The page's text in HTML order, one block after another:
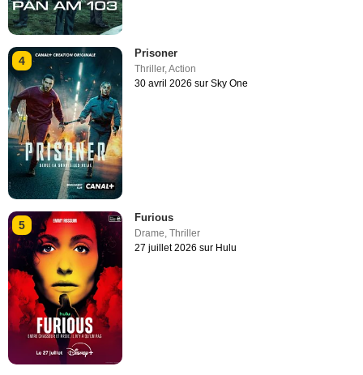
4
Prisoner
Thriller,Action
30 avril 2026 sur Sky One
5
Furious
Drame,Thriller
27 juillet 2026 sur Hulu